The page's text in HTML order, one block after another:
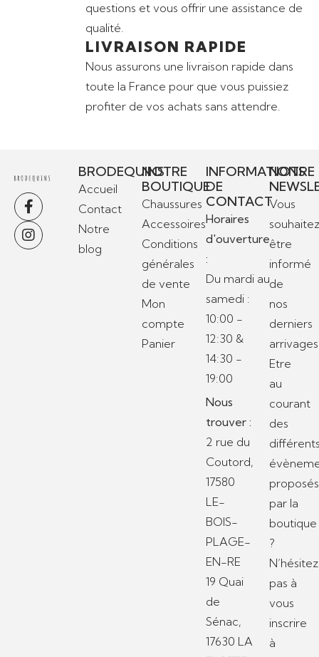
questions et vous offrir une assistance de
qualité.
LIVRAISON RAPIDE
Nous assurons une livraison rapide dans
toute la France pour que vous puissiez
profiter de vos achats sans attendre.
BRODEQUINS
Accueil
Contact
Notre
blog
NOTRE
BOUTIQUE
Chaussures
Accessoires
Conditions
générales
de vente
Mon
compte
Panier
INFORMATIONS
DE
CONTACT
Horaires
d'ouverture
:
Du mardi au
samedi :
10:00 -
12:30 &
14:30 -
19:00
Nous
trouver :
2 rue du
Coutord,
17580
LE-
BOIS-
PLAGE-
EN-RE
19 Quai
de
Sénac,
17630 LA
NOTRE
Vous
être
informé
de
nos
derniers
Etre
au
courant
des
proposés
par la
boutique
?
N’hésitez
pas à
vous
inscrire
à